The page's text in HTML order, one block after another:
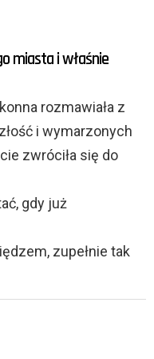
miasta i właśnie
rozmawiała z
i wymarzonych
zwróciła się do
gdy już
zupełnie tak